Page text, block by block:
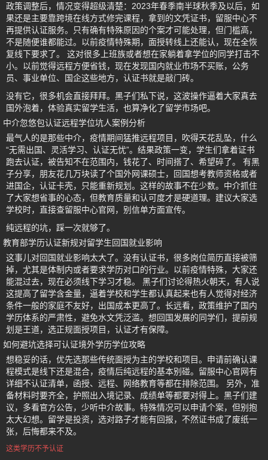
政策调整后，情况变得超级清楚：2023年春季南半球秋季及以后，如
果还是主要靠跨境在线方式修完课程，拿到的文凭证书，留服中心不
再提供认证服务。只有确有特殊原因的个案才可能处理，但门槛高，
不是随便谁都能过。以前疫情特殊期，面授转线上还能认，现在全恢
复线下要求了。 这对很多上班族或者想在家躺着拿学位的同学打击不
小。以前觉得远程方便省钱，现在发现国内就业市场不买账，公务
员、事业单位、国企这些地方，认证书就是敲门砖。
没有它，很多机会直接拜拜。黑子们私下说，这波操作逼着大家真去
国外泡着，体验真实留学生活，也算净化了留学市场吧。
中介忽悠包认证远程学位坑人案例分析
最气人的是那些中介，疫情期间猛推远程项目，吹得天花乱坠，什么
“无需出国、灵活学习、认证无忧”。结果政策一变，学生们拿着证书
跑去认证，被告知不在范围内，钱花了、时间搭了、希望碎了。 有黑
子分享，朋友花几万块读了个国外网课硕士，回国想考教师资格或者
进国企，认证卡壳，只能重新规划。这样的故事不在少数。中介抓住
了大家想省事的心态，但教育质量和认可度才是硬道理。建议大家选
学校时，直接查留服中心官网，别信单方面宣传。
纯远程的坑，踩一次就够了。
教育部学历认证新规对留学生回国就业影响
这事儿对回国就业影响太大了。没有认证书，很多岗位简历直接被筛
掉，尤其是体制内或者要求学历对口的行业。以前疫情特殊，大家还
能混过去，现在必须线下学习才稳。 黑子们讨论得热火朝天，有人说
这提高了留学含金量，逼着学校和学生都认真起来也有人觉得对经济
条件一般的家庭不友好，出国成本更高了。长远看，政策维护了国内
学历体系的严肃性，避免水文凭泛滥。想回国发展的同学们，提前规
划是王道，选正规面授项目，认证才有保障。
如何避坑选择可认证境外学历学位攻略
想稳妥的话，优先选那些传统面授为主的学校和项目。申请前确认课
程模式是线下还是混合，疫情后纯远程的基本别碰。留服中心官网有
详细不认证清单，函授、远程、网络教育等都在排除范围。 另外，准
备材料时要齐全，护照出入境记录、成绩单等都要对得上。黑子们建
议，多看官方公告，少听中介故事。特殊情况可以申请个案，但别抱
太大幻想。留学是投资，选对路子才能有回报，不然证书成了废纸一
张，后悔都来不及。
这类学历不予认证